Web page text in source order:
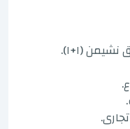
(۱+۱).